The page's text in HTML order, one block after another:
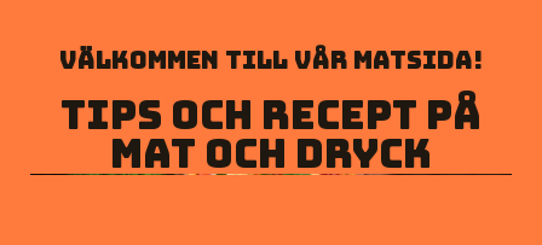
Välkommen till vår matsida!
Tips och recept på
mat och dryck